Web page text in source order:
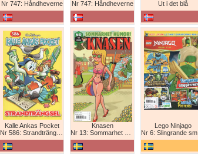
Nr 747: Håndheverne
Nr 747: Håndheverne
Ut i det blå
Kalle Ankas Pocket
Nr 586: Strandträngsel
Knasen
Nr 13: Sommarhet humor!
Lego Ninjago
Nr 6: Slingrande smygattack!